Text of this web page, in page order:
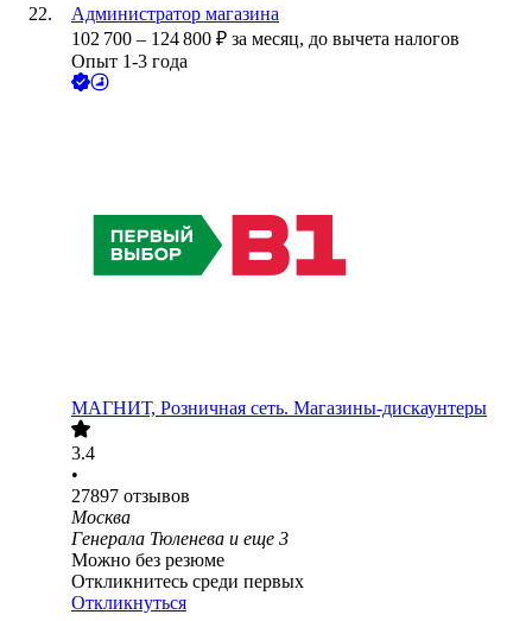
Администратор магазина
102 700 – 124 800 ₽ за месяц, до вычета налогов
Опыт 1-3 года
МАГНИТ, Розничная сеть. Магазины-дискаунтеры
3.4
•
27897 отзывов
Москва
Генерала Тюленева и еще 3
Можно без резюме
Откликнитесь среди первых
Откликнуться